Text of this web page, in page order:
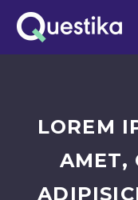
LOREM
AMET,